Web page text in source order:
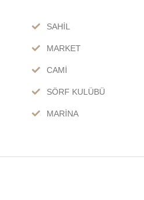
SAHİL
MARKET
CAMİ
SÖRF KULÜBÜ
MARİNA